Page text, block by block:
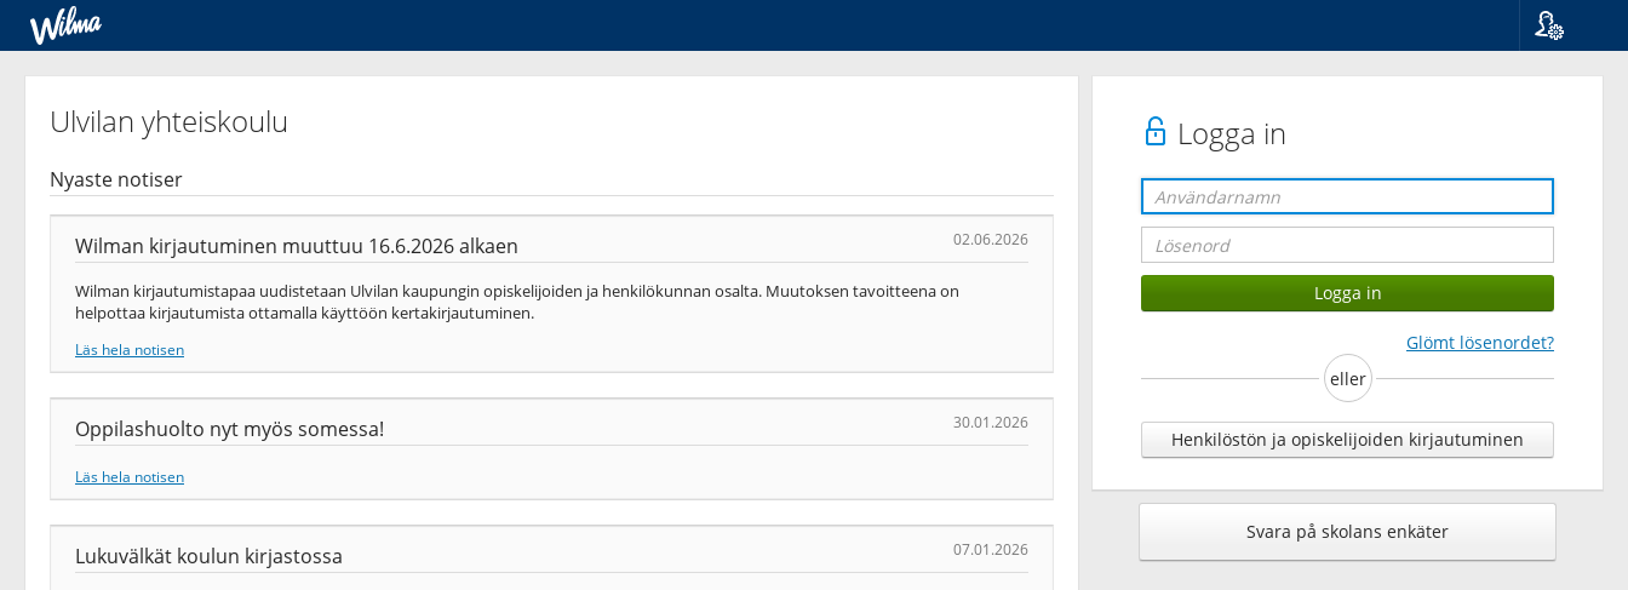
Logga in
Glömt lösenordet?
eller
Henkilöstön ja opiskelijoiden kirjautuminen
Svara på skolans enkäter
Ulvilan yhteiskoulu
Nyaste notiser
Wilman kirjautuminen muuttuu 16.6.2026 alkaen 02.06.2026
Wilman kirjautumistapaa uudistetaan Ulvilan kaupungin opiskelijoiden ja henkilökunnan osalta. Muutoksen tavoitteena on
helpottaa kirjautumista ottamalla käyttöön kertakirjautuminen.
Läs hela notisen
Oppilashuolto nyt myös somessa! 30.01.2026
Läs hela notisen
Lukuvälkät koulun kirjastossa 07.01.2026